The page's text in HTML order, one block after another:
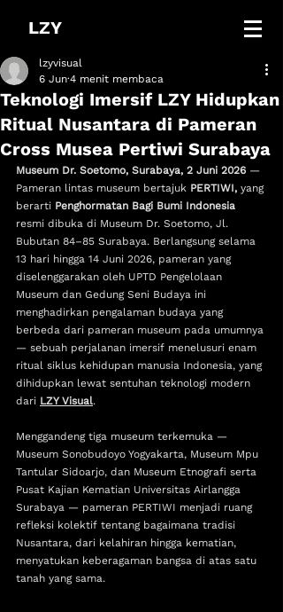
LZY
Teknologi Imersif LZY Hidupkan
Ritual Nusantara di Pameran
Cross Musea Pertiwi Surabaya
lzyvisual
6 Jun 4 menit membaca
Museum Dr. Soetomo, Surabaya, 2 Juni 2026 —
Pameran lintas museum bertajuk PERTIWI, yang
berarti Penghormatan Bagi Bumi Indonesia
resmi dibuka di Museum Dr. Soetomo, Jl.
Bubutan 84–85 Surabaya. Berlangsung selama
13 hari hingga 14 Juni 2026, pameran yang
diselenggarakan oleh UPTD Pengelolaan
Museum dan Gedung Seni Budaya ini
menghadirkan pengalaman budaya yang
berbeda dari pameran museum pada umumnya
— sebuah perjalanan imersif menelusuri enam
ritual siklus kehidupan manusia Indonesia, yang
dihidupkan lewat sentuhan teknologi modern
dari LZY Visual.
Menggandeng tiga museum terkemuka —
Museum Sonobudoyo Yogyakarta, Museum Mpu
Tantular Sidoarjo, dan Museum Etnografi serta
Pusat Kajian Kematian Universitas Airlangga
Surabaya — pameran PERTIWI menjadi ruang
refleksi kolektif tentang bagaimana tradisi
Nusantara, dari kelahiran hingga kematian,
menyatukan keberagaman bangsa di atas satu
tanah yang sama.